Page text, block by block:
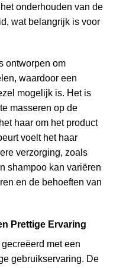
onderhouden van de
wat belangrijk is voor
ontworpen om
waardoor een
mogelijk is. Het is
masseren op de
haar om het product
voelt het haar
verzorging, zoals
shampoo kan variëren
en de behoeften van
Prettige Ervaring
gecreëerd met een
gebruikservaring. De